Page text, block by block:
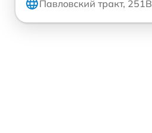
Павловский тракт, 251В